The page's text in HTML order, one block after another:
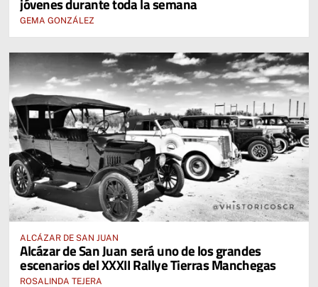
jóvenes durante toda la semana
GEMA GONZÁLEZ
ALCÁZAR DE SAN JUAN
Alcázar de San Juan será uno de los grandes
escenarios del XXXII Rallye Tierras Manchegas
ROSALINDA TEJERA